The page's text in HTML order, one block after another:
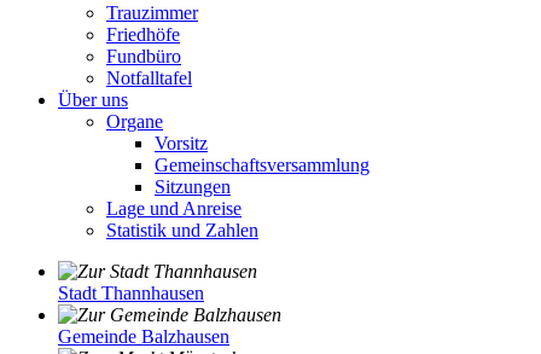
Trauzimmer
Friedhöfe
Fundbüro
Notfalltafel
Über uns
Organe
Vorsitz
Gemeinschaftsversammlung
Sitzungen
Lage und Anreise
Statistik und Zahlen
Stadt Thannhausen
Gemeinde Balzhausen